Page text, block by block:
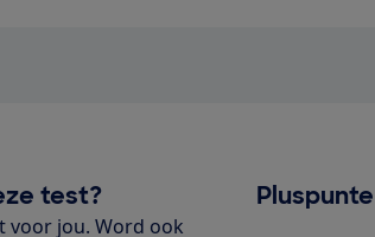
test?
voor jou. Word ook